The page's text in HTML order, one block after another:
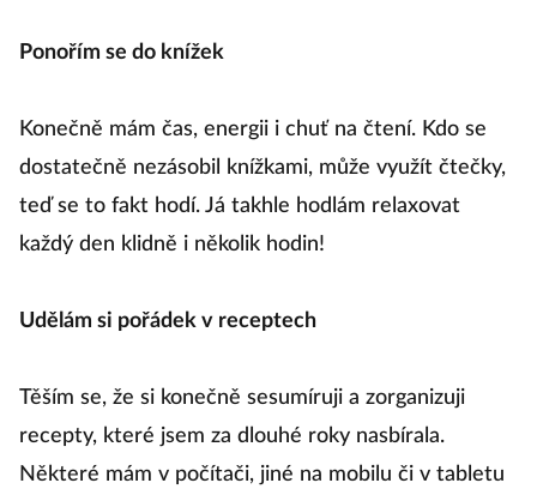
Ponořím se do knížek
Konečně mám čas, energii i chuť na čtení. Kdo se
dostatečně nezásobil knížkami, může využít čtečky,
teď se to fakt hodí. Já takhle hodlám relaxovat
každý den klidně i několik hodin!
Udělám si pořádek v receptech
Těším se, že si konečně sesumíruji a zorganizuji
recepty, které jsem za dlouhé roky nasbírala.
Některé mám v počítači, jiné na mobilu či v tabletu